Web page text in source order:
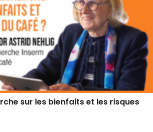
sur les bienfaits et les risques